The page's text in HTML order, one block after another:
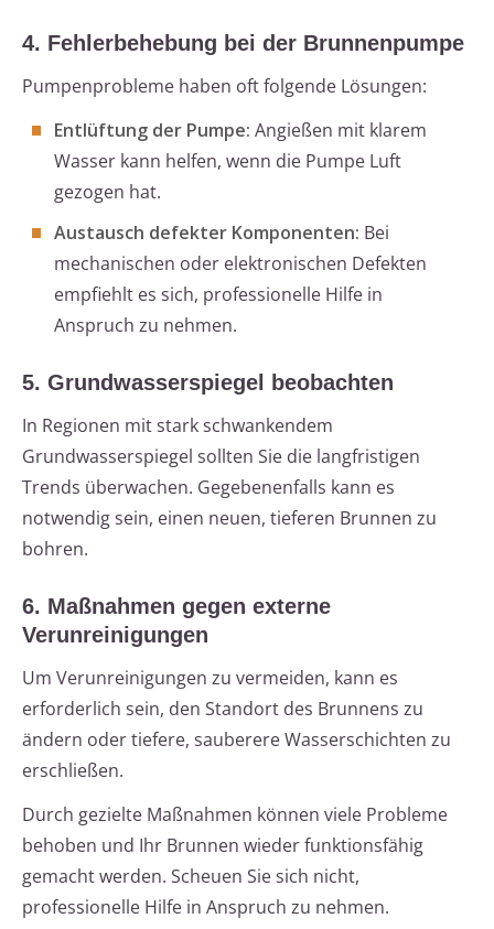
4. Fehlerbehebung bei der Brunnenpumpe
Pumpenprobleme haben oft folgende Lösungen:
Entlüftung der Pumpe: Angießen mit klarem
Wasser kann helfen, wenn die Pumpe Luft
gezogen hat.
Austausch defekter Komponenten: Bei
mechanischen oder elektronischen Defekten
empfiehlt es sich, professionelle Hilfe in
Anspruch zu nehmen.
5. Grundwasserspiegel beobachten
In Regionen mit stark schwankendem
Grundwasserspiegel sollten Sie die langfristigen
Trends überwachen. Gegebenenfalls kann es
notwendig sein, einen neuen, tieferen Brunnen zu
bohren.
6. Maßnahmen gegen externe
Verunreinigungen
Um Verunreinigungen zu vermeiden, kann es
erforderlich sein, den Standort des Brunnens zu
ändern oder tiefere, sauberere Wasserschichten zu
erschließen.
Durch gezielte Maßnahmen können viele Probleme
behoben und Ihr Brunnen wieder funktionsfähig
gemacht werden. Scheuen Sie sich nicht,
professionelle Hilfe in Anspruch zu nehmen.